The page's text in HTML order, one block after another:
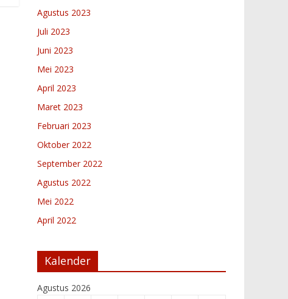
Agustus 2023
Juli 2023
Juni 2023
Mei 2023
April 2023
Maret 2023
Februari 2023
Oktober 2022
September 2022
Agustus 2022
Mei 2022
April 2022
Kalender
Agustus 2026